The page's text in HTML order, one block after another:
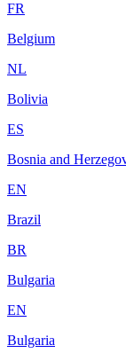
FR
Belgium
NL
Bolivia
ES
Bosnia and
EN
Brazil
BR
Bulgaria
EN
Bulgaria